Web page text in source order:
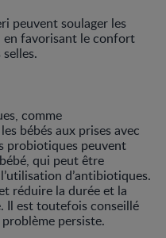
peuvent soulager les
favorisant le confort
comme
bébés aux prises avec
probiotiques peuvent
qui peut être
d’antibiotiques.
réduire la durée et la
Il est toutefois conseillé
persiste.